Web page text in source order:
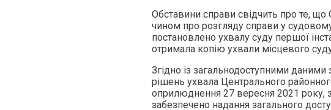
Обставини справи свідчить про те,
чином про розгляду справи у
постановлено ухвалу суду першої
отримала копію ухвали місцевого
Згідно із загальнодоступними
рішень ухвала Центрального
оприлюднення 27 вересня 2021 року,
забезпечено надання загального